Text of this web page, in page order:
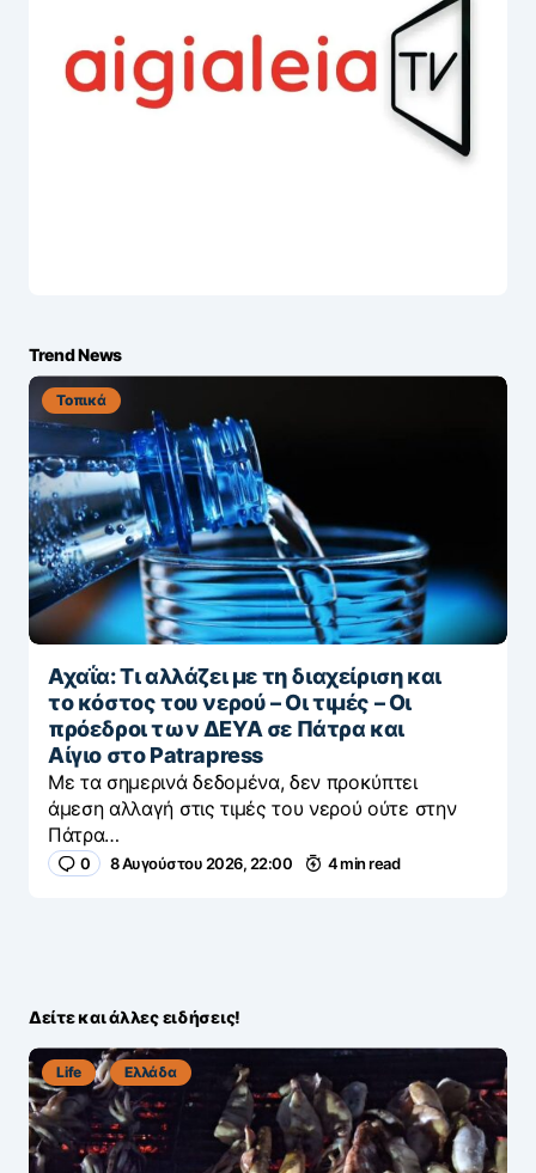
Trend News
Τοπικά
Αχαΐα: Τι αλλάζει με τη διαχείριση και
το κόστος του νερού – Οι τιμές – Οι
πρόεδροι των ΔΕΥΑ σε Πάτρα και
Αίγιο στο Patrapress
Με τα σημερινά δεδομένα, δεν προκύπτει
άμεση αλλαγή στις τιμές του νερού ούτε στην
Πάτρα…
0 8 Αυγούστου 2026, 22:00 4 min read
Δείτε και άλλες ειδήσεις!
Life Ελλάδα